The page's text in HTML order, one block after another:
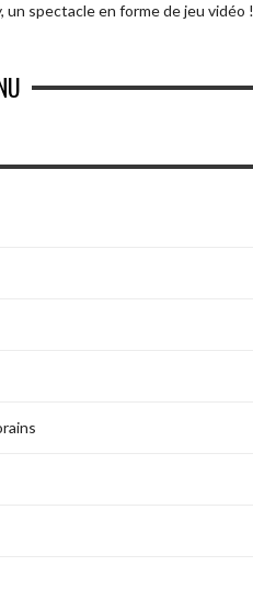
un spectacle en forme de jeu vidéo !